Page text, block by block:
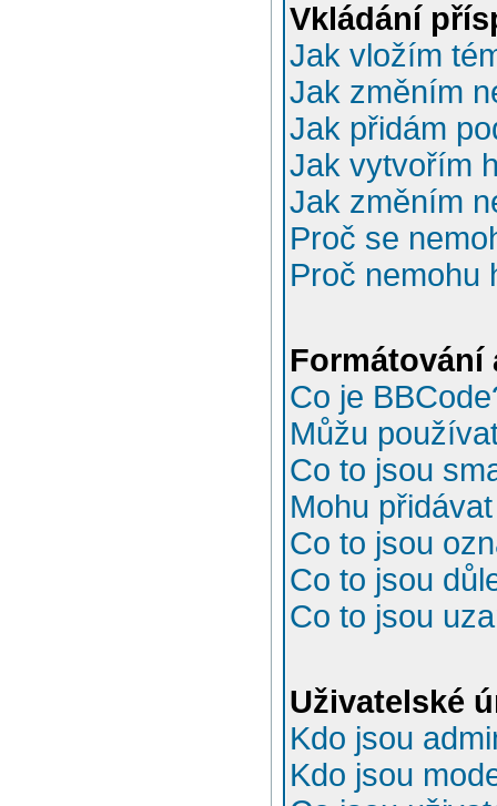
Vkládání
Jak vložím
Jak změním
Jak přidám
Jak vytvořím
Jak změním
Proč se
Proč nemohu
Formátování
Co je
Můžu
Co to jsou
Mohu
Co to jsou
Co to jsou
Co to jsou
Uživatelské
Kdo jsou
Kdo jsou